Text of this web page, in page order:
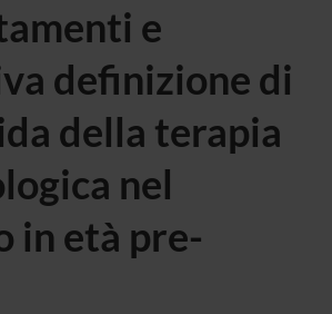
e
definizione di
della terapia
nel
in età pre-